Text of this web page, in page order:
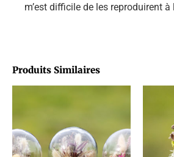
m’est difficile de les reproduirent à
Produits Similaires